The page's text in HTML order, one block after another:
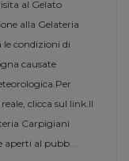
al Gelato
alla Gelateria
condizioni di
causate
clicca sul link.Il
Carpigiani
aperti al pubb...